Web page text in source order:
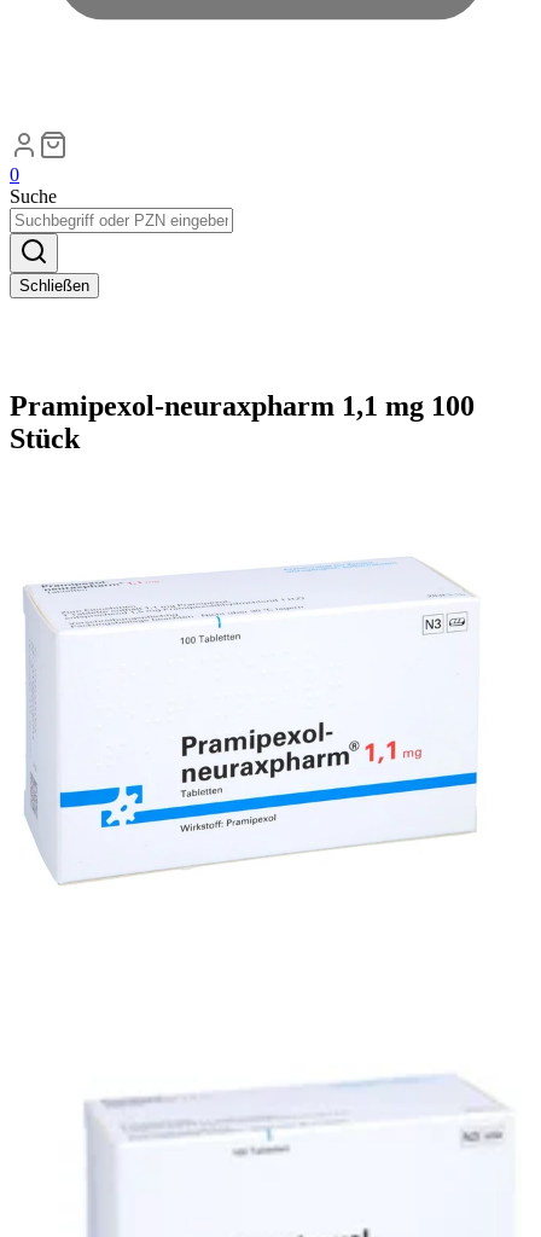
0
Suche
Schließen
Pramipexol-neuraxpharm 1,1 mg 100
Stück